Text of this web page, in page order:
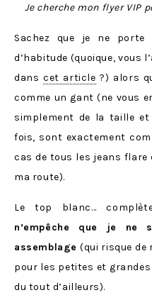
Je cherche mon flyer VIP
Sachez que je ne porte
d’habitude (quoique, vous
danscet article ?) alors
comme un gant (ne vous
simplement de la taille
fois, sont exactement
cas de tous les jeans flare
ma route).
Le top blanc…
n’empêche que je
assemblage (qui risque de
pour les petites et
du tout d’ailleurs).